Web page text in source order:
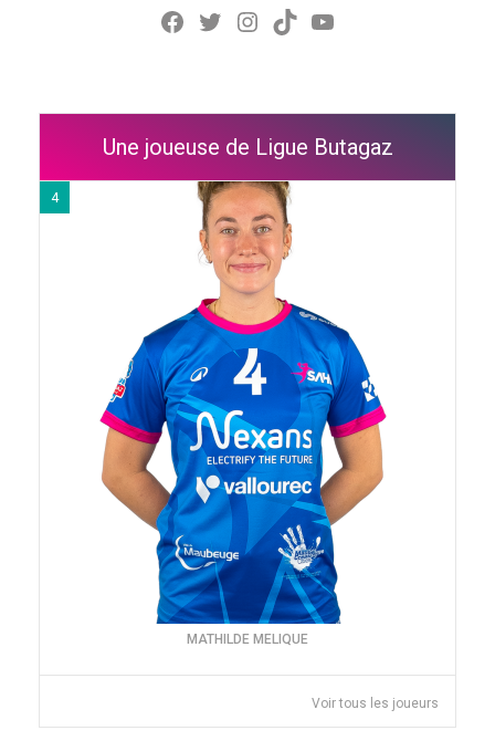
Facebook
Twitter
Instagram
TikTokYouTube
Une joueuse de Ligue Butagaz
4
MATHILDE MELIQUE
Voir tous les joueurs